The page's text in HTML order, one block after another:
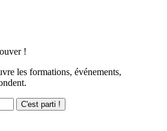
!
les formations, événements,
C'est parti !